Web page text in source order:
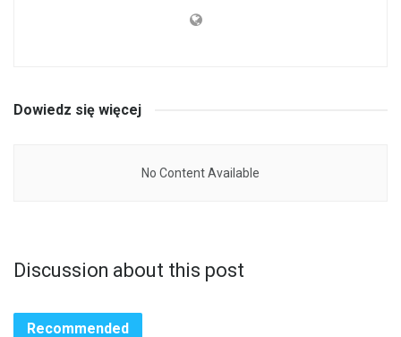
Dowiedz się więcej
No Content Available
Discussion about this post
Recommended